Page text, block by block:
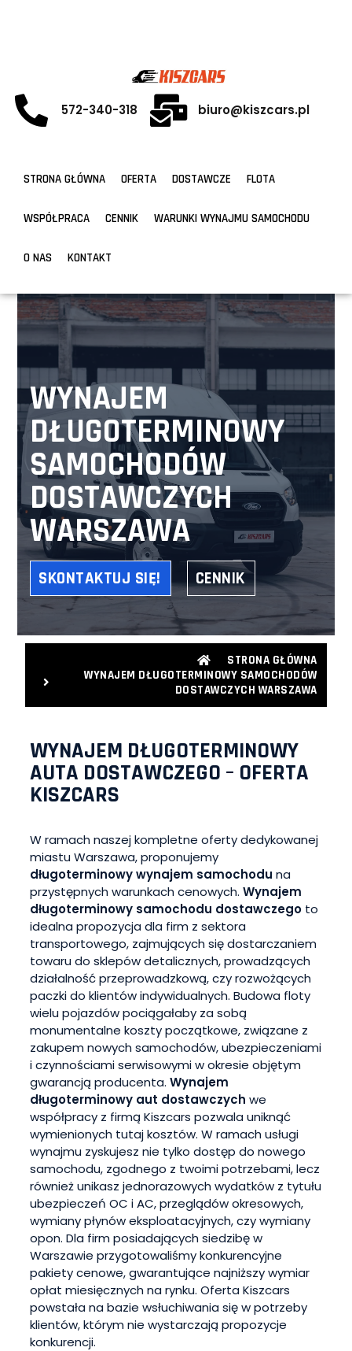
572-340-318 biuro@kiszcars.pl
STRONA GŁÓWNA OFERTA DOSTAWCZE FLOTA
WSPÓŁPRACA CENNIK WARUNKI WYNAJMU SAMOCHODU
O NAS KONTAKT
WYNAJEM
DŁUGOTERMINOWY
SAMOCHODÓW
DOSTAWCZYCH
WARSZAWA
SKONTAKTUJ SIĘ! CENNIK
STRONA GŁÓWNA
WYNAJEM DŁUGOTERMINOWY SAMOCHODÓW
DOSTAWCZYCH WARSZAWA
WYNAJEM DŁUGOTERMINOWY
AUTA DOSTAWCZEGO – OFERTA
KISZCARS
W ramach naszej kompletne oferty dedykowanej
miastu Warszawa, proponujemy
długoterminowy wynajem samochodu na
przystępnych warunkach cenowych.Wynajem
długoterminowy samochodu dostawczego to
idealna propozycja dla firm z sektora
transportowego, zajmujących się dostarczaniem
towaru do sklepów detalicznych, prowadzących
działalność przeprowadzkową, czy rozwożących
paczki do klientów indywidualnych. Budowa floty
wielu pojazdów pociągałaby za sobą
monumentalne koszty początkowe, związane z
zakupem nowych samochodów, ubezpieczeniami
i czynnościami serwisowymi w okresie objętym
gwarancją producenta.Wynajem
długoterminowy aut dostawczych we
współpracy z firmą Kiszcars pozwala uniknąć
wymienionych tutaj kosztów. W ramach usługi
wynajmu zyskujesz nie tylko dostęp do nowego
samochodu, zgodnego z twoimi potrzebami, lecz
również unikasz jednorazowych wydatków z tytułu
ubezpieczeń OC i AC, przeglądów okresowych,
wymiany płynów eksploatacyjnych, czy wymiany
opon. Dla firm posiadających siedzibę w
Warszawie przygotowaliśmy konkurencyjne
pakiety cenowe, gwarantujące najniższy wymiar
opłat miesięcznych na rynku. Oferta Kiszcars
powstała na bazie wsłuchiwania się w potrzeby
klientów, którym nie wystarczają propozycje
konkurencji.